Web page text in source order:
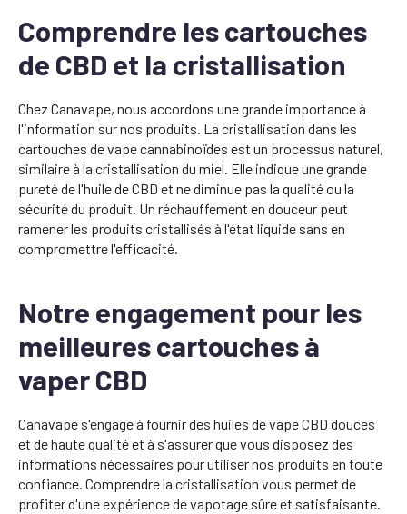
Comprendre les cartouches
de CBD et la cristallisation
Chez Canavape, nous accordons une grande importance à
l'information sur nos produits. La cristallisation dans les
cartouches de vape cannabinoïdes est un processus naturel,
similaire à la cristallisation du miel. Elle indique une grande
pureté de l'huile de CBD et ne diminue pas la qualité ou la
sécurité du produit. Un réchauffement en douceur peut
ramener les produits cristallisés à l'état liquide sans en
compromettre l'efficacité.
Notre engagement pour les
meilleures cartouches à
vaper CBD
Canavape s'engage à fournir des huiles de vape CBD douces
et de haute qualité et à s'assurer que vous disposez des
informations nécessaires pour utiliser nos produits en toute
confiance. Comprendre la cristallisation vous permet de
profiter d'une expérience de vapotage sûre et satisfaisante.